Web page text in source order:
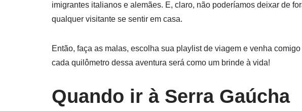
imigrantes italianos e alemães. E, claro, não poderíamos deixar de
qualquer visitante se sentir em casa.
Então, faça as malas, escolha sua playlist de viagem e venha
cada quilômetro dessa aventura será como um brinde à vida!
Quando ir à Serra Gaúcha